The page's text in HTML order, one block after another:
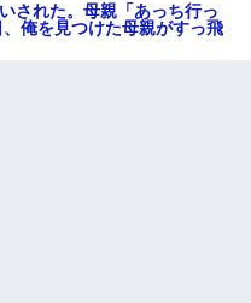
された。母親「あっち行っ
俺を見つけた母親がすっ飛